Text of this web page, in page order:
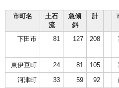
市町名
土石
流
急傾
斜
計
下田市 81 127 208
東伊豆町 24 81 105
河津町
33 59 92